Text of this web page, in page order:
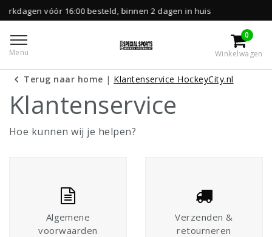
besteld, binnen 2 dagen in huis
Menu
0
Winkelwagen
Terug naar home | Klantenservice HockeyCity.nl
Klantenservice
Hoe kunnen wij je helpen?
Algemene
voorwaarden
Verzenden &
retourneren